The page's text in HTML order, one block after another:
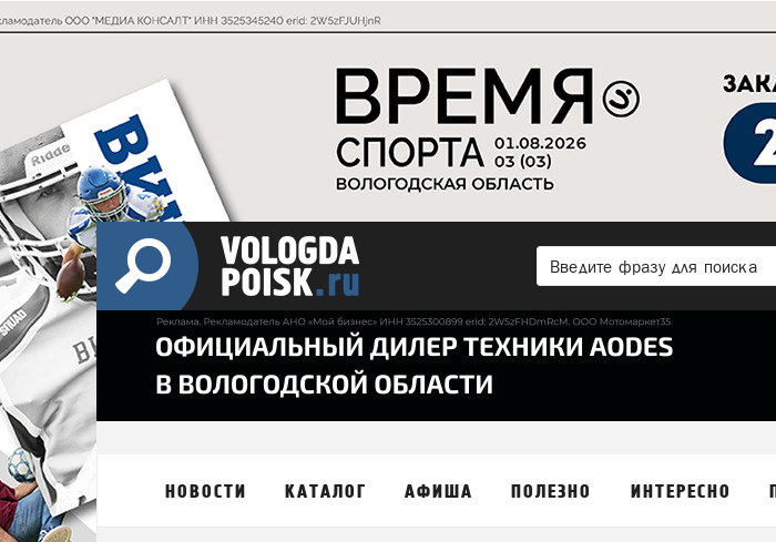
НОВОСТИ КАТАЛОГ АФИША ПОЛЕЗНО ИНТЕРЕСНО